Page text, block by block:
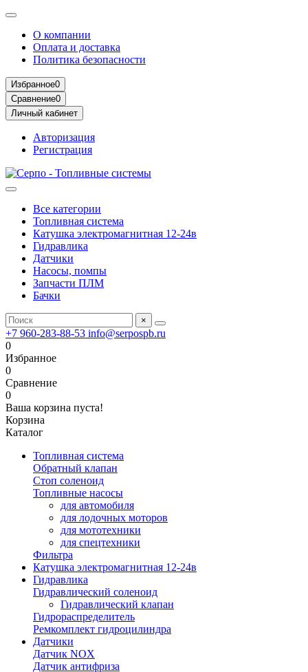
О компании
Оплата и доставка
Политика безопасности
Избранное0
Сравнение0
Личный кабинет
Авторизация
Регистрация
Все категории
Топливная система
Катушка электромагнитная 12-24в
Гидравлика
Датчики
Насосы, помпы
Запчасти ПЛМ
Бачки
×
+7 960-283-88-53 info@serpospb.ru
0
Избранное
0
Сравнение
0
Ваша корзина пуста!
Корзина
Каталог
Топливная система
Обратный клапан
Стоп соленоид
Топливные насосы
для автомобиля
для лодочных моторов
для мототехники
для спецтехники
Фильтра
Катушка электромагнитная 12-24в
Гидравлика
Гидравлический соленоид
Гидравлический клапан
Гидрораспределитель
Ремкомплект гидроцилиндра
Датчики
Датчик NOX
Датчик антифриза